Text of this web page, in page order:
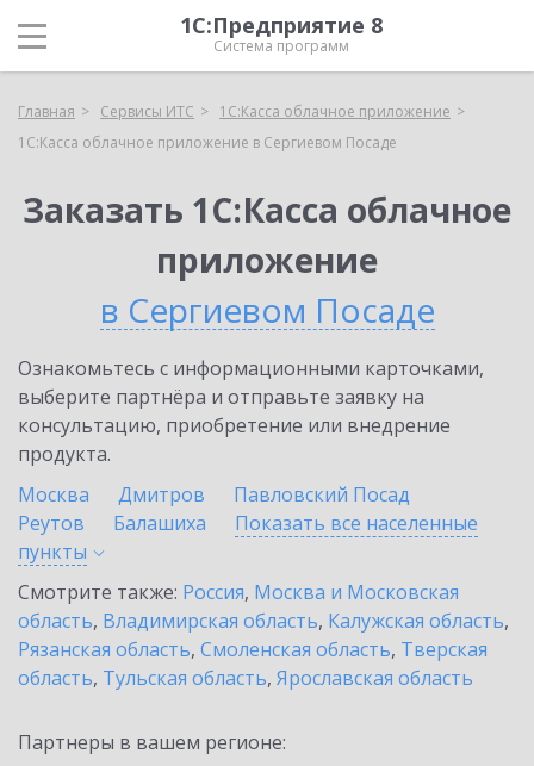
1С:Предприятие 8
Система программ
Главная Сервисы ИТС
1С:Касса облачное приложение
1С:Касса облачное приложение в Сергиевом Посаде
Заказать 1С:Касса облачное
приложение
в Сергиевом Посаде
Ознакомьтесь с информационными карточками,
выберите партнёра и отправьте заявку на
консультацию, приобретение или внедрение
продукта.
Москва
Дмитров
Павловский Посад
Реутов
Балашиха
Показать все населенные
пункты
Смотрите также: Россия, Москва и Московская
область, Владимирская область, Калужская область,
Рязанская область, Смоленская область, Тверская
область, Тульская область, Ярославская область
Партнеры в вашем регионе: